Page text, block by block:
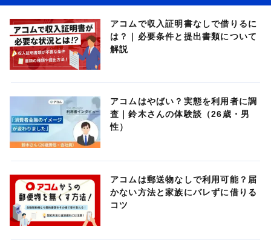
アコムで収入証明書なしで借りるに
は？｜必要条件と提出書類について
解説
アコムはやばい？実態を利用者に調
査｜鈴木さんの体験談（26歳・男
性）
アコムは郵送物なしで利用可能？届
かない方法と家族にバレずに借りる
コツ